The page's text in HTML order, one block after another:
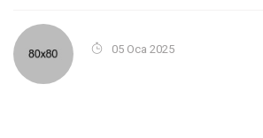
05 Oca 2025